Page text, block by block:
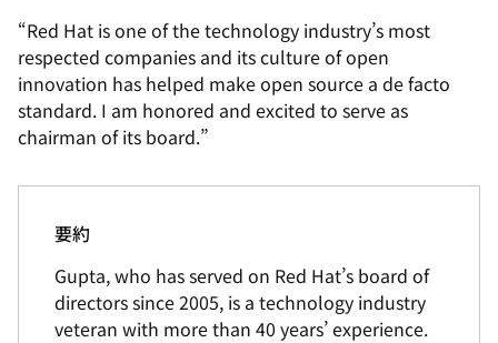
“Red Hat is one of the technology industry’s most
respected companies and its culture of open
innovation has helped make open source a de facto
standard. I am honored and excited to serve as
chairman of its board.”
要約
Gupta, who has served on Red Hat’s board of
directors since 2005, is a technology industry
veteran with more than 40 years’ experience.